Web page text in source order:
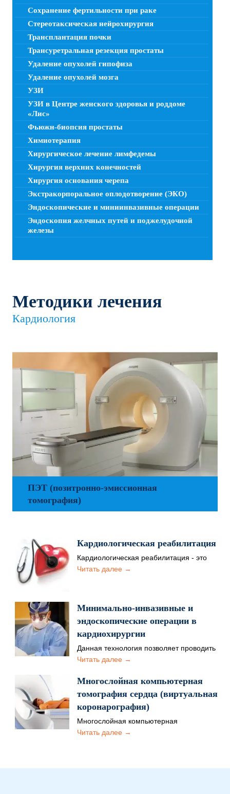
Сохранение фертильности при раке
Стереотаксическая нейрохирургия
Трансплантация почки
Трансуретральная резекция простаты
Удаление опухолей гипофиза
Удаление опухолей мозга
УЗИ
УЗИ в Центре женского здоровья и роддоме
«Лис»
Фьюжн-биопсия простаты
Химиотерапия
Хирургическое лечение лимфедемы
Хирургия верхних конечностей
Хирургия основания черепа
Экстракорпоральное оплодотворение (ЭКО)
Эндоскопические и миниинвазивные операции
Эндоскопия желчных путей и поджелудочной
железы
Методики лечения
Кардиология
ПЭТ (позитронно-эмиссионная
томография)
Кардиологическая реабилитация
Кардиологическая реабилитация - это
восстановление больных после
Читать далее →
Минимально-инвазивные и
эндоскопические операции в
кардиохирургии
Данная технология позволяет проводить
успешные операции, по эффективности
вмешательством на открытом…
Читать далее →
Многослойная компьютерная
томография сердца (виртуальная
коронарография)
Многослойная компьютерная
томография (аббревиатура - МСКТ)
Читать далее →